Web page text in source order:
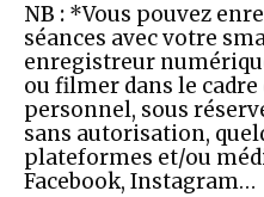
NB : *Vous pouvez
séances avec votre
enregistreur
ou filmer dans le cadre
personnel, sous
sans autorisation,
plateformes et/ou
Facebook, Instagram…